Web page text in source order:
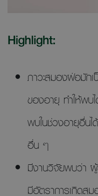
Highlight:
ภาวะสมองฝ่อมัก
ของอายุ ทำให้พบ
พบในช่วงอายุอื่นไ
อื่น ๆ
มีงานวิจัยพบว่า
มีอัตราการเกิดส